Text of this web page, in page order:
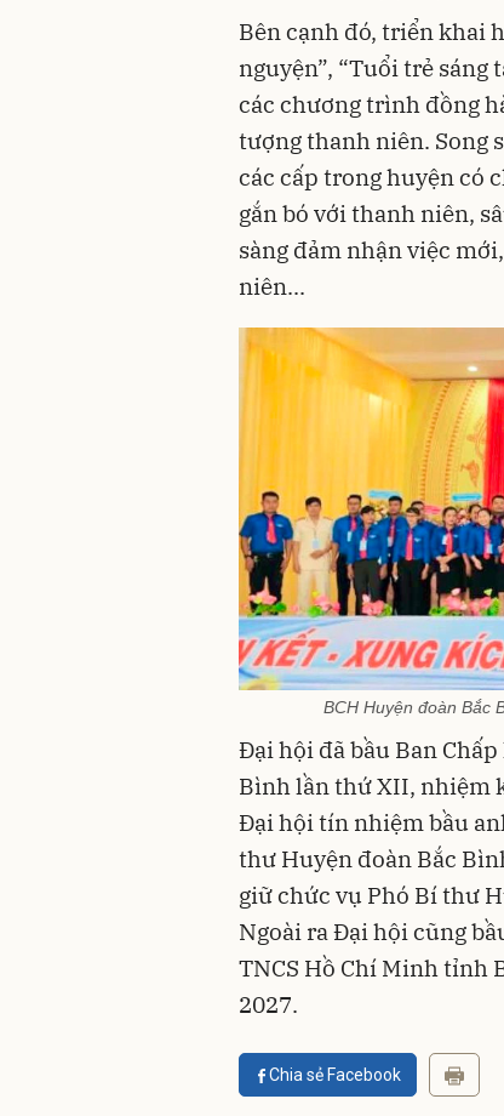
Bên cạnh đó, triển khai
nguyện”, “Tuổi trẻ sáng
các chương trình đồng
tượng thanh niên. Song
các cấp trong huyện có
gắn bó với thanh niên,
sàng đảm nhận việc
niên...
BCH Huyện đoàn Bắc
Đại hội đã bầu Ban
Bình lần thứ XII, nhiệm
Đại hội tín nhiệm bầu
thư Huyện đoàn Bắc
giữ chức vụ Phó Bí thư
Ngoài ra Đại hội cũng
TNCS Hồ Chí Minh tỉnh
2027.
Chia sẻ Facebook